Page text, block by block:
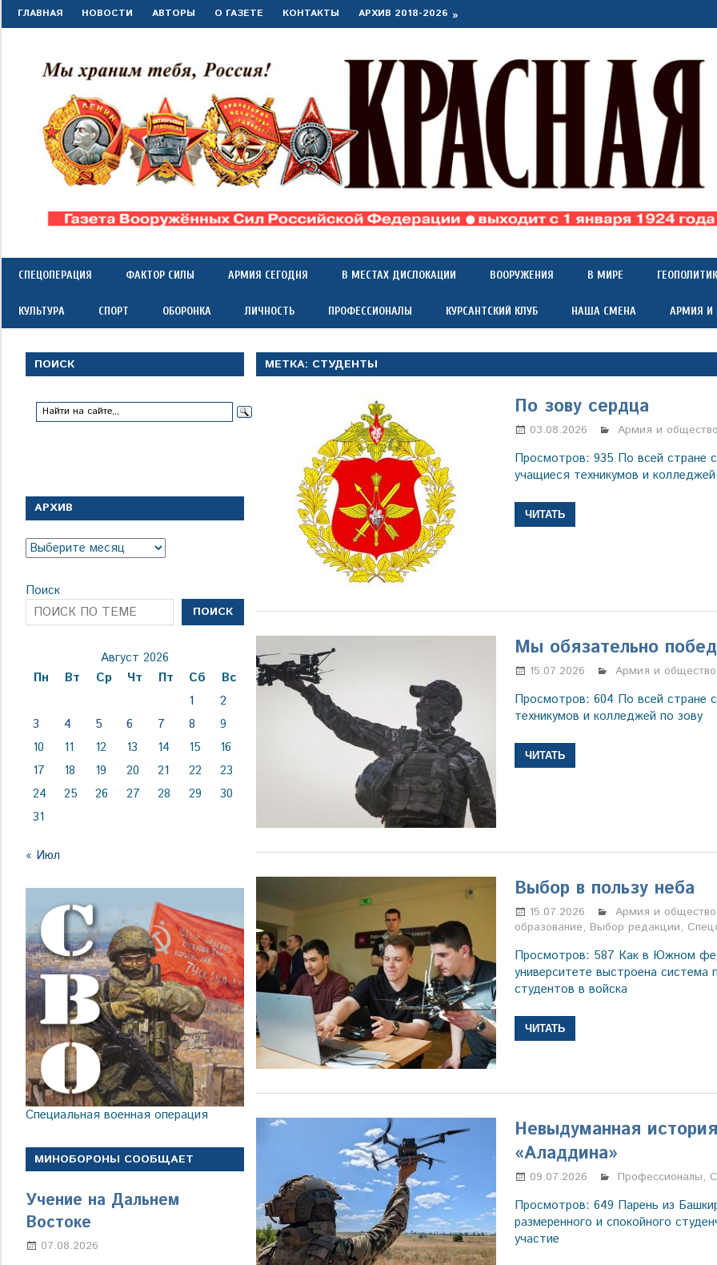
Перейти
к
ГЛАВНАЯ НОВОСТИ АВТОРЫ О ГАЗЕТЕ КОНТАКТЫ АРХИВ 2018-2026
"Красная
звезда"
Вооружённых
Сил
Федерации
*
1
1924
года
СПЕЦОПЕРАЦИЯ ФАКТОР СИЛЫ АРМИЯ СЕГОДНЯ В МЕСТАХ ДИСЛОКАЦИИ ВООРУЖЕНИЯ В МИРЕ
КУЛЬТУРА СПОРТ ОБОРОНКА ЛИЧНОСТЬ ПРОФЕССИОНАЛЫ КУРСАНТСКИЙ КЛУБ НАША СМЕНА АРМИЯ И
МЕТКА: СТУДЕНТЫ
По зову сердца
03.08.2026 Марина Щербакова
Армия и общество
Просмотров: 935 По всей стране
учащиеся техникумов и
ЧИТАТЬ
Мы обязательно
15.07.2026 Марина
Армия и общество
Просмотров: 604 По всей стране
техникумов и колледжей по зову
ЧИТАТЬ
Выбор в пользу неба
15.07.2026 Марина
Армия и общество
образование, Выбор редакции,
Просмотров: 587 Как в Южном
университете выстроена система
студентов в войска
ЧИТАТЬ
Невыдуманная
«Аладдина»
09.07.2026 Марина
Профессионалы,
Просмотров: 649 Парень из
размеренного и спокойного
участие
ПОИСК
АРХИВ
Архив
Поиск
ПОИСК
Август 2026
Пн
Вт Ср Чт Пт Сб
Вс
1
2
3
4 5 6 7 8
9
10
11 12 13 14 15
16
17
18 19 20 21 22
23
24
25 26 27 28 29
30
31
« Июл
Специальная военная операция
МИНОБОРОНЫ СООБЩАЕТ
Учение на Дальнем
Востоке
07.08.2026